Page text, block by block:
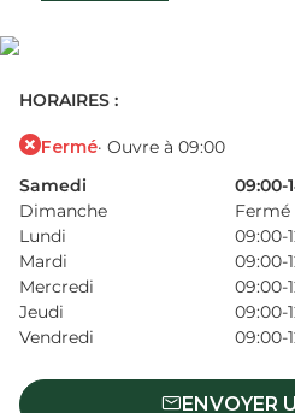
HORAIRES :
Fermé· Ouvre à 09:00
Samedi
09:00-
Dimanche
Fermé
Lundi
09:00-
Mardi
09:00-
Mercredi
09:00-
Jeudi
09:00-
Vendredi
09:00-
ENVOYER